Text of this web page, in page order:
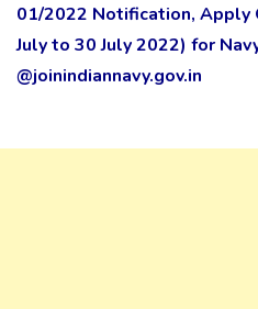
01/2022 Notification, Apply
July to 30 July 2022) for
@joinindiannavy.gov.in